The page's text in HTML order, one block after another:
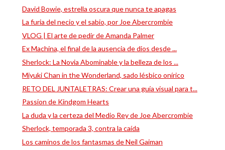
David Bowie, estrella oscura que nunca te apagas
La furia del necio y el sabio, por Joe Abercrombie
VLOG | El arte de pedir de Amanda Palmer
Ex Machina, el final de la ausencia de dios desde ...
Sherlock: La Novia Abominable y la belleza de los ...
Miyuki Chan in the Wonderland, sado lésbico onírico
RETO DEL JUNTALETRAS: Crear una guía visual para t...
Passion de Kindgom Hearts
La duda y la certeza del Medio Rey de Joe Abercrombie
Sherlock, temporada 3, contra la caída
Los caminos de los fantasmas de Neil Gaiman